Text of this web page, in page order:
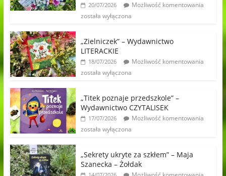
20/07/2026
Możliwość komentowania
została wyłączona
„Zielniczek” – Wydawnictwo
LITERACKIE
18/07/2026
Możliwość komentowania
została wyłączona
„Titek poznaje przedszkole” –
Wydawnictwo CZYTALISEK
17/07/2026
Możliwość komentowania
została wyłączona
„Sekrety ukryte za szkłem” – Maja
Szanecka – Żołdak